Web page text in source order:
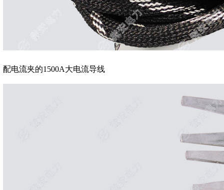
配电流夹的1500A大电流导线